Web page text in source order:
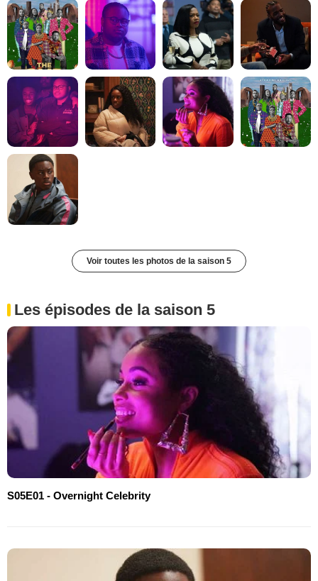
Voir toutes les photos de la saison 5
Les épisodes de la saison 5
S05E01 - Overnight Celebrity